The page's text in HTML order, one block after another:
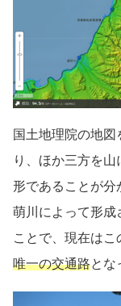
国土地理院の地
り、ほか三方を
形であることが分
萌川によって形成
ことで、現在はこ
唯一の交通路とな